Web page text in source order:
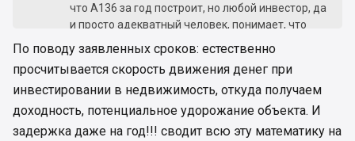
что А136 за год построит, но любой инвестор, да
и просто адекватный человек, понимает, что
По поводу заявленных сроков: естественно
просчитывается скорость движения денег при
инвестировании в недвижимость, откуда получаем
доходность, потенциальное удорожание объекта. И
задержка даже на год!!! сводит всю эту математику на